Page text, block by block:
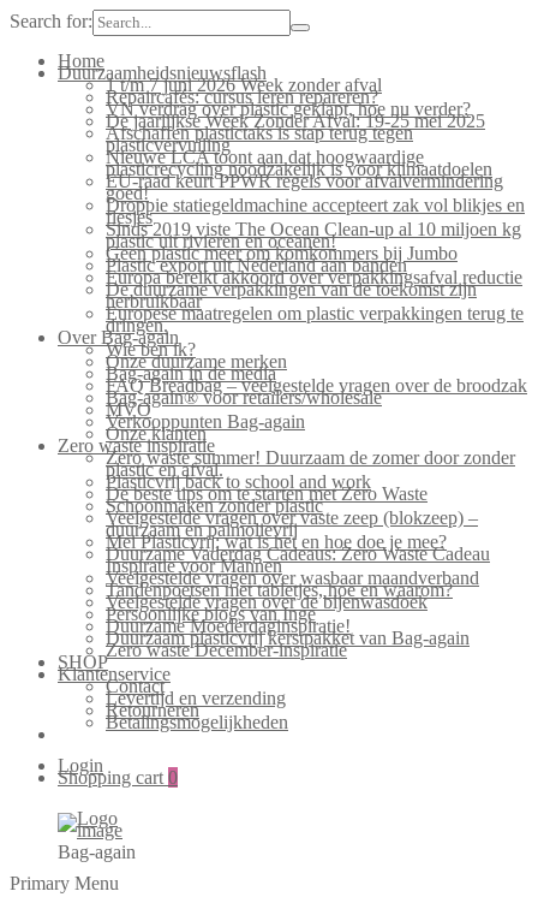
Search for:
Home
Duurzaamheidsnieuwsflash
1 t/m 7 juni 2026 Week zonder afval
Repaircafés: cursus leren repareren?
VN verdrag over plastic geklapt, hoe nu verder?
De jaarlijkse Week Zonder Afval: 19-25 mei 2025
Afschaffen plastictaks is stap terug tegen
plasticvervuiling
Nieuwe LCA toont aan dat hoogwaardige
plasticrecycling noodzakelijk is voor klimaatdoelen
EU-raad keurt PPWR regels voor afvalvermindering
goed!
Droppie statiegeldmachine accepteert zak vol blikjes en
flesjes
Sinds 2019 viste The Ocean Clean-up al 10 miljoen kg
plastic uit rivieren en oceanen!
Geen plastic meer om komkommers bij Jumbo
Plastic export uit Nederland aan banden
Europa bereikt akkoord over verpakkingsafval reductie
De duurzame verpakkingen van de toekomst zijn
herbruikbaar
Europese maatregelen om plastic verpakkingen terug te
dringen.
Over Bag-again
Wie ben ik?
Onze duurzame merken
Bag-again in de media
FAQ Breadbag – veelgestelde vragen over de broodzak
Bag-again® voor retailers/wholesale
MVO
Verkooppunten Bag-again
Onze klanten
Zero waste inspiratie
Zero waste summer! Duurzaam de zomer door zonder
plastic en afval.
Plasticvrij back to school and work
De beste tips om te starten met Zero Waste
Schoonmaken zonder plastic
Veelgestelde vragen over vaste zeep (blokzeep) –
duurzaam en palmolievrij
Mei Plasticvrij: wat is het en hoe doe je mee?
Duurzame Vaderdag Cadeaus: Zero Waste Cadeau
Inspiratie voor Mannen
Veelgestelde vragen over wasbaar maandverband
Tandenpoetsen met tabletjes, hoe en waarom?
Veelgestelde vragen over de bijenwasdoek
Persoonlijke blogs van Inge
Duurzame Moederdaginspiratie!
Duurzaam plasticvrij kerstpakket van Bag-again
Zero waste December-inspiratie
SHOP
Klantenservice
Contact
Levertijd en verzending
Retourneren
Betalingsmogelijkheden
Login
Shopping cart 0
Bag-again
Primary Menu